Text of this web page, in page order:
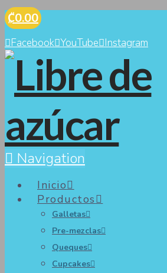
₡0.00
Facebook YouTube Instagram
Navigation
Inicio
Productos
Galletas
Pre-mezclas
Queques
Cupcakes